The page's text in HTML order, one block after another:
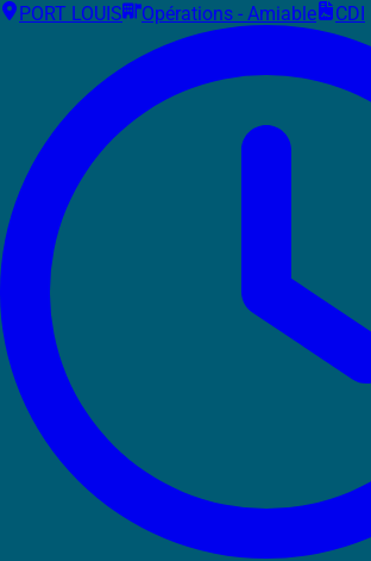
PORT LOUIS
Opérations - Amiable CDI